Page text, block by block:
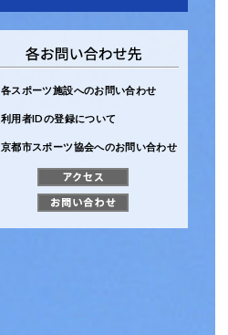
各スポーツ施設へのお問い合わせ
利用者IDの登録について
京都市スポーツ協会へのお問い合わせ